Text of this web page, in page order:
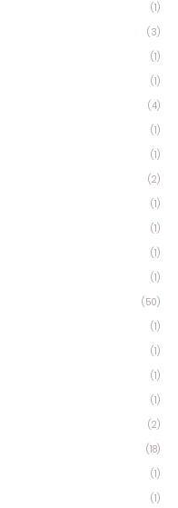
(1)
(3)
(1)
(1)
(4)
(1)
(1)
(2)
(1)
(1)
(1)
(1)
(50)
(1)
(1)
(1)
(1)
(2)
(18)
(1)
(1)